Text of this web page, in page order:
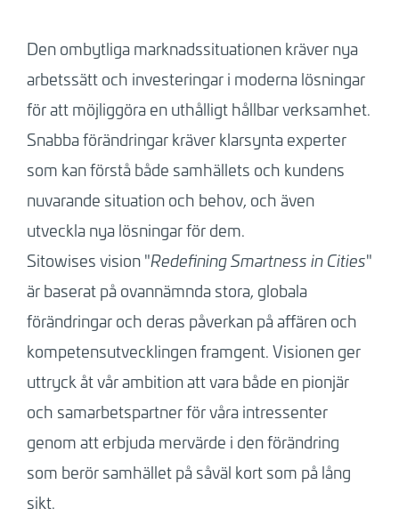
Den ombytliga marknadssituationen kräver nya
arbetssätt och investeringar i moderna lösningar
för att möjliggöra en uthålligt hållbar verksamhet.
Snabba förändringar kräver klarsynta experter
som kan förstå både samhällets och kundens
nuvarande situation och behov, och även
utveckla nya lösningar för dem.
Sitowises vision "Redefining Smartness in Cities"
är baserat på ovannämnda stora, globala
förändringar och deras påverkan på affären och
kompetensutvecklingen framgent. Visionen ger
uttryck åt vår ambition att vara både en pionjär
och samarbetspartner för våra intressenter
genom att erbjuda mervärde i den förändring
som berör samhället på såväl kort som på lång
sikt.